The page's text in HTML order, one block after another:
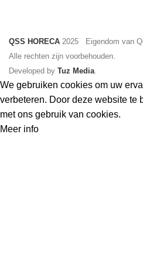
QSS HORECA 2025 Eigendom van
Alle rechten zijn voorbehouden.
Developed by Tuz Media.
We gebruiken cookies om uw
verbeteren. Door deze website te
met ons gebruik van cookies.
Meer info